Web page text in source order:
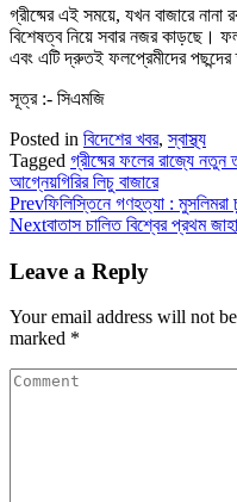
গ্রীষ্মের এই সময়ে, যখন বাজারে
বিশেষত্ব নিয়ে সবার নজর কাড়ছে।
এবং এটি দ্রুতই ফলপ্রেমীদের পছন্দের
সূত্র :- সিএমজি
Posted in বিদেশের খবর,স্বাস্থ্য
Tagged গ্রীষ্মের ফলের রাজ্যে নতুন
আগ্নেয়গিরির লিচু বাজারে
Prevফিলিস্তিনে গণহত্যা :
Nextবাতাস চালিত বিশ্বের প্রথম
Leave a Reply
Your email address will not
marked *